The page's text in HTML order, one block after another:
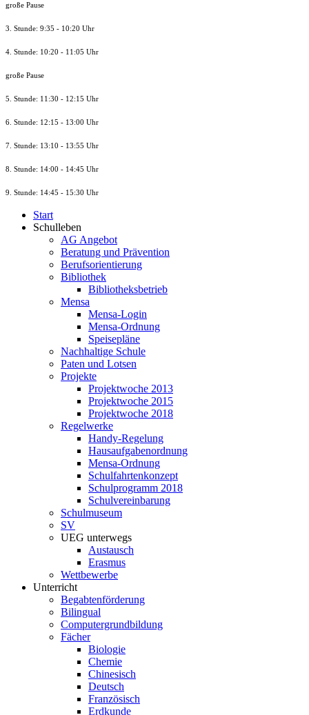
große Pause
3. Stunde: 9:35 - 10:20 Uhr
4. Stunde: 10:20 - 11:05 Uhr
große Pause
5. Stunde: 11:30 - 12:15 Uhr
6. Stunde: 12:15 - 13:00 Uhr
7. Stunde: 13:10 - 13:55 Uhr
8. Stunde: 14:00 - 14:45 Uhr
9. Stunde: 14:45 - 15:30 Uhr
Start
Schulleben
AG Angebot
Beratung und Prävention
Berufsorientierung
Bibliothek
Bibliotheksbetrieb
Mensa
Mensa-Login
Mensa-Ordnung
Speisepläne
Nachhaltige Schule
Paten und Lotsen
Projekte
Projektwoche 2013
Projektwoche 2015
Projektwoche 2018
Regelwerke
Handy-Regelung
Hausaufgabenordnung
Mensa-Ordnung
Schulfahrtenkonzept
Schulprogramm 2018
Schulvereinbarung
Schulmuseum
SV
UEG unterwegs
Austausch
Erasmus
Wettbewerbe
Unterricht
Begabtenförderung
Bilingual
Computergrundbildung
Fächer
Biologie
Chemie
Chinesisch
Deutsch
Französisch
Erdkunde